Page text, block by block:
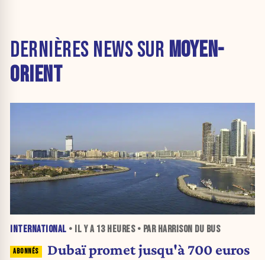
DERNIÈRES NEWS SUR MOYEN-
ORIENT
INTERNATIONAL • IL Y A 13 HEURES• PAR HARRISON DU BUS
Dubaï promet jusqu'à 700 euros